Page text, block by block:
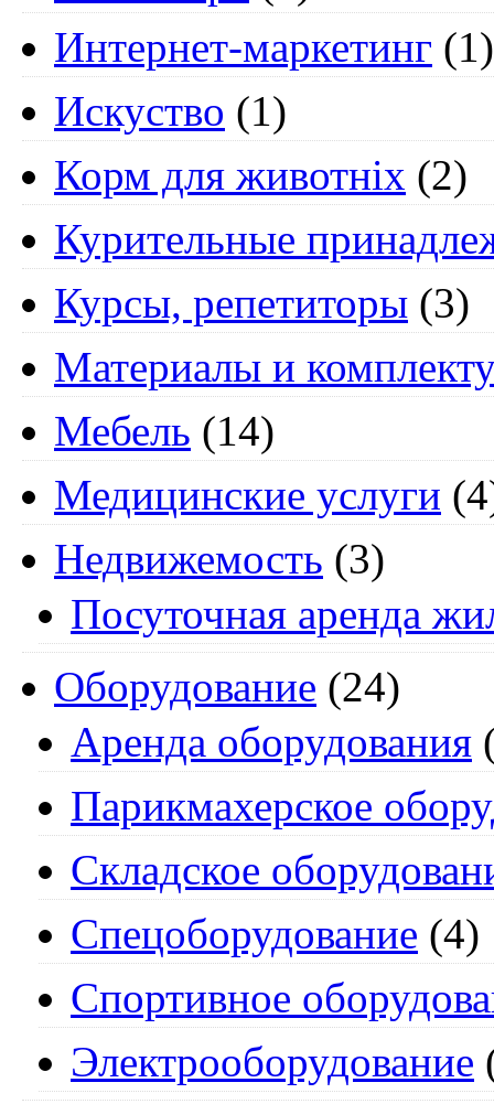
Интернет-маркетинг (1)
Искуство (1)
Корм для животніх (2)
Курительные
Курсы, репетиторы (3)
Материалы и
Мебель (14)
Медицинские услуги
Недвижемость (3)
Посуточная аренда
Оборудование (24)
Аренда оборудования
Парикмахерское
Складское
Спецоборудование (4)
Спортивное
Электрооборудование